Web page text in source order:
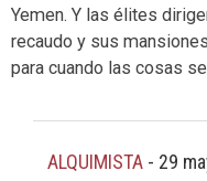
Yemen. Y las élites
recaudo y sus
para cuando las cosas
ALQUIMISTA - 29